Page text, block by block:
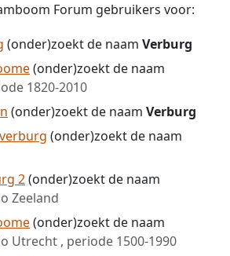
Forum gebruikers voor:
(onder)zoekt de naam Verburg
(onder)zoekt de naam
1820-2010
(onder)zoekt de naam Verburg
(onder)zoekt de naam
2(onder)zoekt de naam
Zeeland
(onder)zoekt de naam
Utrecht , periode 1500-1990